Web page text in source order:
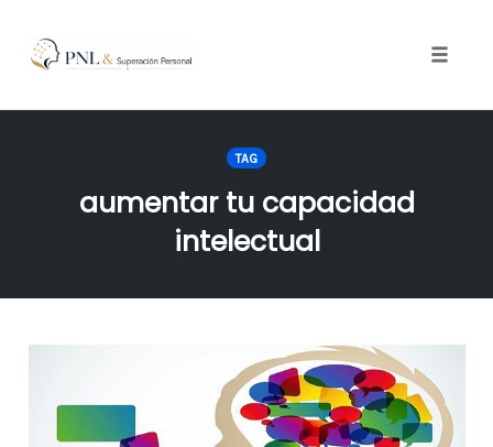
TAG
aumentar tu capacidad
intelectual